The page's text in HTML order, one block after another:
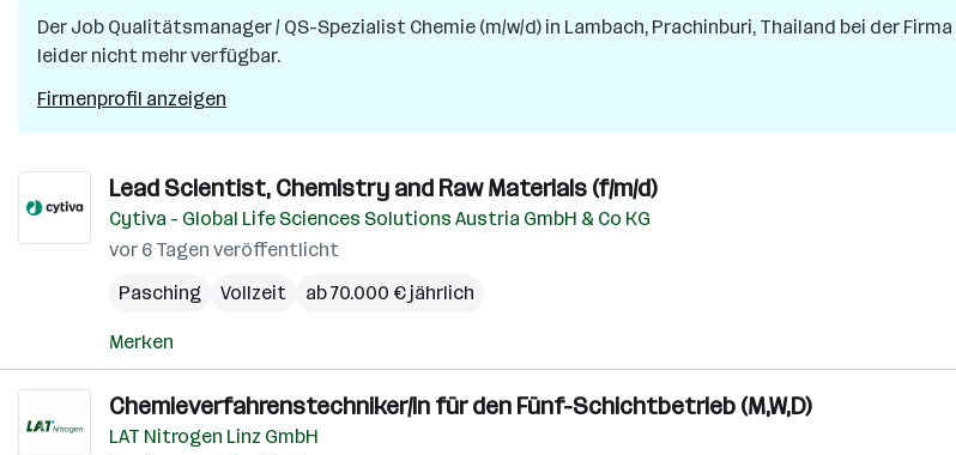
in
Der Job Qualitätsmanager / QS-Spezialist Chemie (m/w/d) in Lambach, Prachinburi, Thailand bei der Firma
leider nicht mehr verfügbar.
Firmenprofil anzeigen
Lead Scientist, Chemistry and Raw Materials (f/m/d)
Cytiva - Global Life Sciences Solutions Austria GmbH & Co KG
vor 6 Tagen veröffentlicht
Pasching
Vollzeit ab 70.000 € jährlich
Merken
Chemieverfahrenstechniker/in für den Fünf-Schichtbetrieb (M,W,D)
LAT Nitrogen Linz GmbH